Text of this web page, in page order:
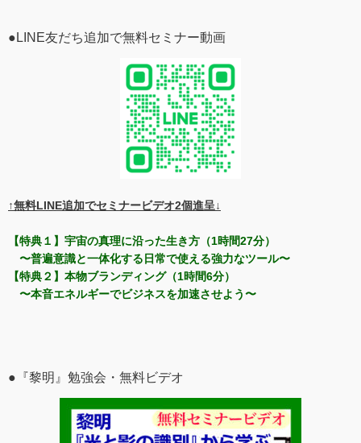
●LINE友だち追加で無料セミナー動画
↑無料LINE追加でセミナービデオ2個進呈↓
【特典１】宇宙の真理に沿った生き方（1時間27分）
〜普遍意識と一体化する日常で使える強力なツール〜
【特典２】本物ブランディング（1時間6分）
〜本音エネルギーでビジネスを加速させよう〜
●『黎明』勉強会・無料ビデオ